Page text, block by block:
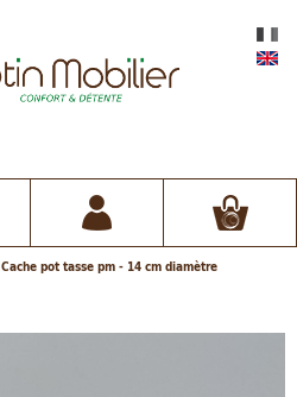
Cache pot tasse pm - 14 cm diamètre